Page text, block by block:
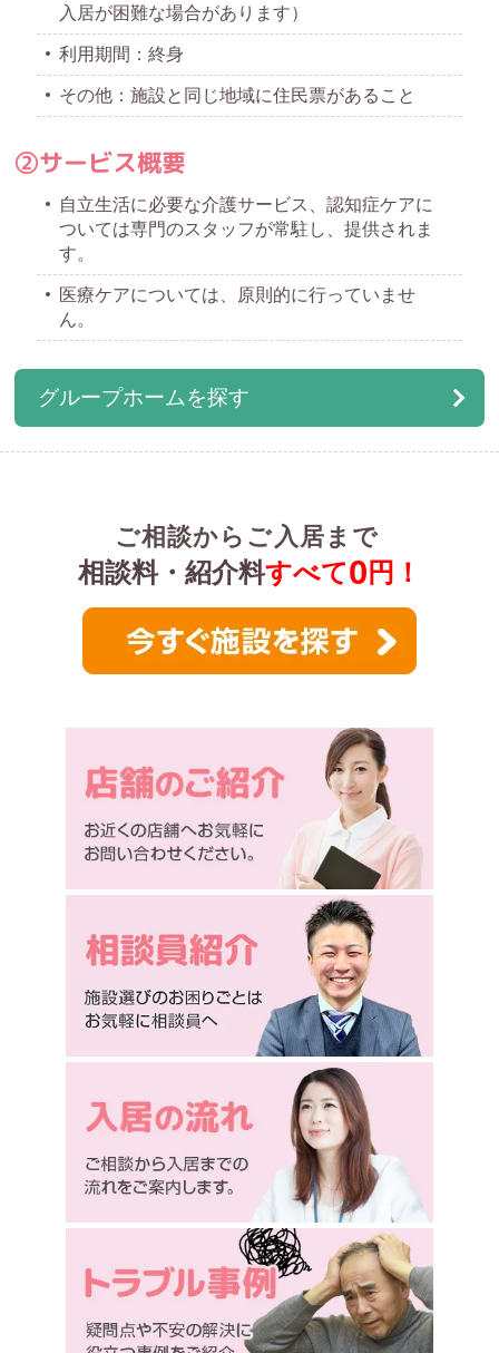
入居が困難な場合があります）
利用期間：終身
その他：施設と同じ地域に住民票があること
②サービス概要
自立生活に必要な介護サービス、認知症ケアに
ついては専門のスタッフが常駐し、提供されま
す。
医療ケアについては、原則的に行っていませ
ん。
グループホームを探す
ご相談からご入居まで
相談料・紹介料すべて0 円！